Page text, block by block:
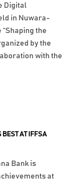
BEST AT IFFSA
Bank is
at
Digital
in Nuwara-
the
by the
with the